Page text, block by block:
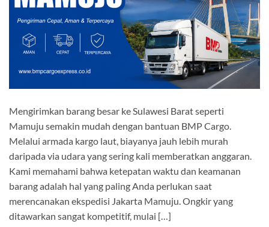
Mengirimkan barang besar ke Sulawesi Barat seperti
Mamuju semakin mudah dengan bantuan BMP Cargo.
Melalui armada kargo laut, biayanya jauh lebih murah
daripada via udara yang sering kali memberatkan anggaran.
Kami memahami bahwa ketepatan waktu dan keamanan
barang adalah hal yang paling Anda perlukan saat
merencanakan ekspedisi Jakarta Mamuju. Ongkir yang
ditawarkan sangat kompetitif, mulai […]